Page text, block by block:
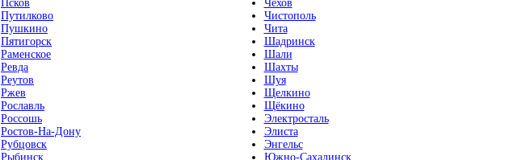
Псков
Путилково
Пушкино
Пятигорск
Раменское
Ревда
Реутов
Ржев
Рославль
Россошь
Ростов-На-Дону
Рубцовск
Рыбинск
Чехов
Чистополь
Чита
Шадринск
Шали
Шахты
Шуя
Щелкино
Щёкино
Электросталь
Элиста
Энгельс
Южно-Сахалинск